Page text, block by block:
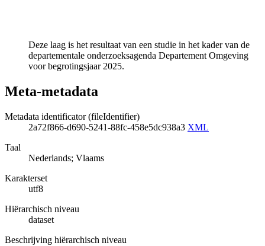
Deze laag is het resultaat van een studie in het kader van de
departementale onderzoeksagenda Departement Omgeving
voor begrotingsjaar 2025.
Meta-metadata
Metadata identificator (fileIdentifier)
2a72f866-d690-5241-88fc-458e5dc938a3 XML
Taal
Nederlands; Vlaams
Karakterset
utf8
Hiërarchisch niveau
dataset
Beschrijving hiërarchisch niveau